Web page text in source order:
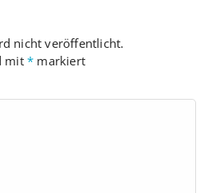
nicht veröffentlicht.
mit * markiert